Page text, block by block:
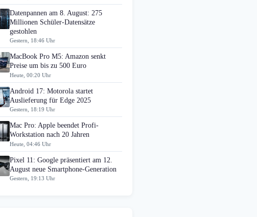
Datenpannen am 8. August: 275
Millionen Schüler-Datensätze
gestohlen
Gestern, 18:46 Uhr
MacBook Pro M5: Amazon senkt
Preise um bis zu 500 Euro
Heute, 00:20 Uhr
Android 17: Motorola startet
Auslieferung für Edge 2025
Gestern, 18:19 Uhr
Mac Pro: Apple beendet Profi-
Workstation nach 20 Jahren
Heute, 04:46 Uhr
Pixel 11: Google präsentiert am 12.
August neue Smartphone-Generation
Gestern, 19:13 Uhr